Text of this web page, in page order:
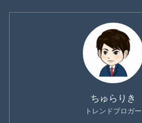
ちゅらりき
トレンドブロガー